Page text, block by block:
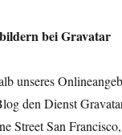
bei Gravatar
unseres
den Dienst
Street San